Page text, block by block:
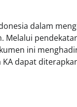
dalam
Melalui
ini
dapat